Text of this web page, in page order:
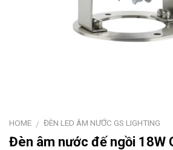
HOME / ĐÈN LED ÂM NƯỚC GS LIGHTING
Đèn âm nước đế ngồi 18W